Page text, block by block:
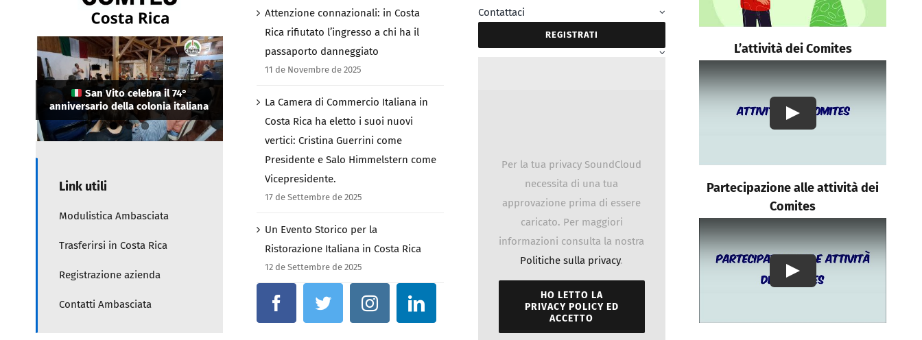
San Vito celebra il 74°
anniversario della colonia italiana
Attenzione connazionali: in Costa
Rica rifiutato l’ingresso a chi ha il
passaporto danneggiato
La Camera di Commercio Italiana in
Costa Rica ha eletto i suoi nuovi
vertici: Cristina Guerrini come
Presidente e Salo Himmelstern
come Vicepresidente.
Link utili
Modulistica Ambasciata
Trasferirsi in Costa Rica
Registrazione azienda
Contatti Ambasciata
Attenzione connazionali: in Costa
Rica rifiutato l’ingresso a chi ha il
passaporto danneggiato
11 de Novembre de 2025
La Camera di Commercio Italiana in
Costa Rica ha eletto i suoi nuovi
vertici: Cristina Guerrini come
Presidente e Salo Himmelstern come
Vicepresidente.
17 de Settembre de 2025
Un Evento Storico per la
Ristorazione Italiana in Costa Rica
12 de Settembre de 2025
Contattaci
REGISTRATI
Per la tua privacy SoundCloud
necessita di una tua
approvazione prima di essere
caricato. Per maggiori
informazioni consulta la nostra
Politiche sulla privacy.
HO LETTO LA
PRIVACY POLICY ED
ACCETTO
L’attività dei Comites
Play
Partecipazione alle attività dei
Comites
Play